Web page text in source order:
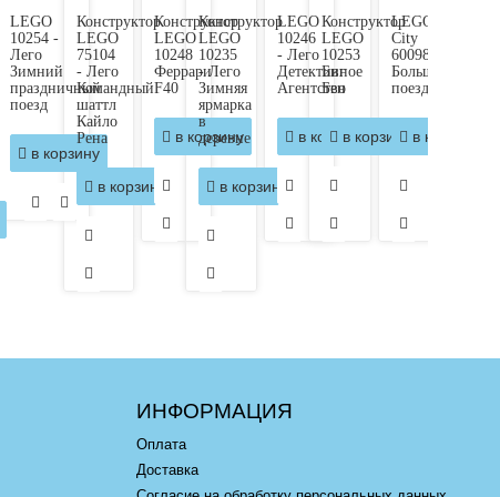
LEGO
10254 -
Лего
Зимний
праздничный
поезд
в корзину
Конструктор
LEGO
75104
- Лего
Командный
шаттл
Кайло
Рена
в корзину
Конструктор
LEGO
10248
Феррари
F40
в корзину
Конструктор
LEGO
10235
- Лего
Зимняя
ярмарка
в
деревне
в корзину
LEGO
10246
- Лего
Детективное
Агентство
в корзину
Конструктор
LEGO
10253
Биг
Бен
в корзину
LEGO
City
60098
Большегрузный
поезд
в корзину
ИНФОРМАЦИЯ
Оплата
Доставка